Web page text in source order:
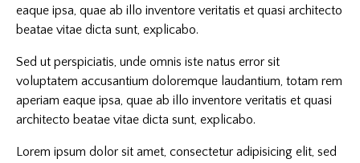
eaque ipsa, quae ab illo inventore veritatis et quasi architecto
beatae vitae dicta sunt, explicabo.
Sed ut perspiciatis, unde omnis iste natus error sit
voluptatem accusantium doloremque laudantium, totam rem
aperiam eaque ipsa, quae ab illo inventore veritatis et quasi
architecto beatae vitae dicta sunt, explicabo.
Lorem ipsum dolor sit amet, consectetur adipisicing elit, sed